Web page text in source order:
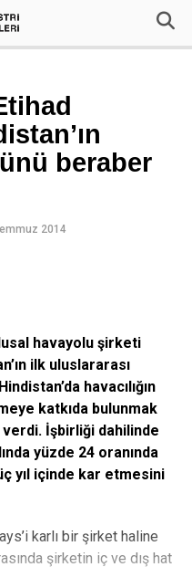
beraber
2014
havayolu şirketi
ilk uluslararası
havacılığın
katkıda bulunmak
İşbirliği dahilinde
yüzde 24 oranında
yıl içinde kar etmesini
karlı bir şirket haline
şirketin iç ve dış hat